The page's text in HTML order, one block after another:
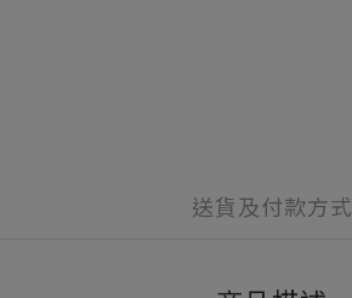
送貨及付款方式